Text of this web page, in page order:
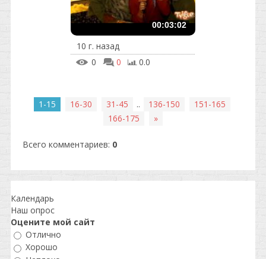
00:03:02
10 г. назад
0
0 0.0
1-15 16-30 31-45 .. 136-150
151-165
166-175
»
Всего комментариев: 0
Календарь
Наш опрос
Оцените мой сайт
Отлично
Хорошо